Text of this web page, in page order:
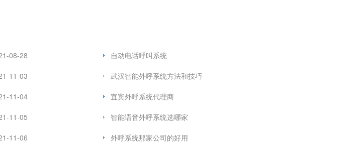
08-28 自动电话呼叫系统
11-03 武汉智能外呼系统方法和技巧
11-04 宜宾外呼系统代理商
11-05 智能语音外呼系统选哪家
11-06 外呼系统那家公司的好用